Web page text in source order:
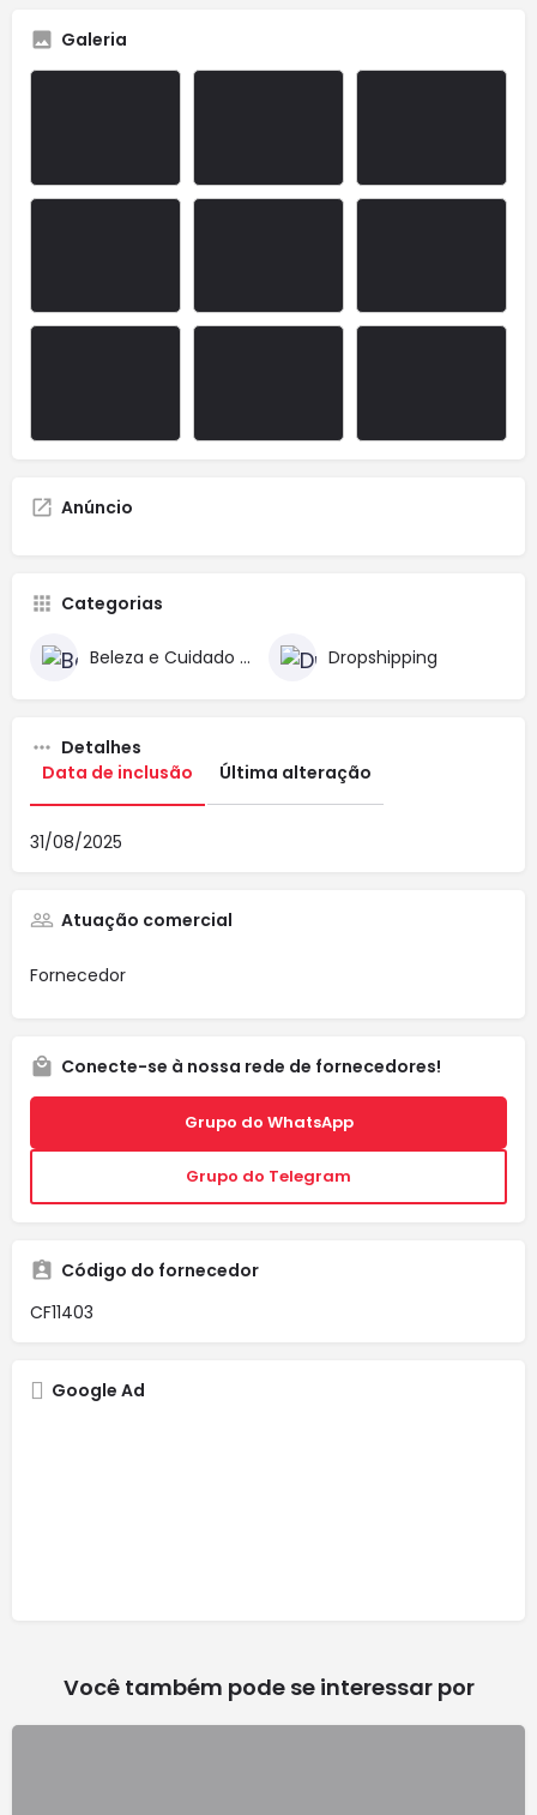
Galeria
Anúncio
Categorias
Beleza e Cuidado Pessoal Dropshipping
Detalhes
Data de inclusão
Última alteração
31/08/2025
Atuação comercial
Fornecedor
Conecte-se à nossa rede de fornecedores!
Grupo do WhatsApp
Grupo do Telegram
Código do fornecedor
CF11403
Google Ad
Você também pode se interessar por